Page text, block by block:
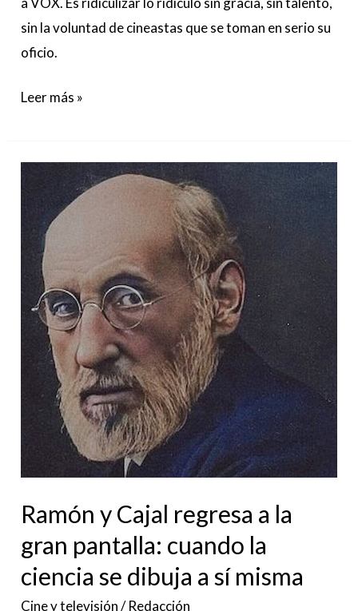
sin la voluntad de cineastas que se toman en serio su
oficio.
Leer más »
Ramón y Cajal regresa a la
gran pantalla: cuando la
ciencia se dibuja a sí misma
Cine y televisión/Redacción
Cajal
regresa
la
gran
pantalla:
cuando
ciencia
sí
misma